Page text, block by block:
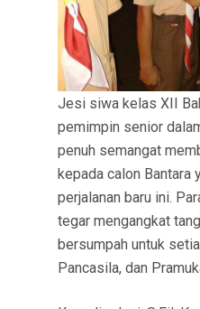
Jesi siwa kelas XII
pemimpin senior
penuh semangat
kepada calon Bantara
perjalanan baru ini.
tegar mengangkat
bersumpah untuk
Pancasila, dan